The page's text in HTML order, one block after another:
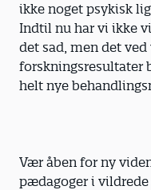
ikke noget psykisk
Indtil nu har vi ikke
det sad, men det ved
forskningsresultater
helt nye
Vær åben for ny
pædagoger i